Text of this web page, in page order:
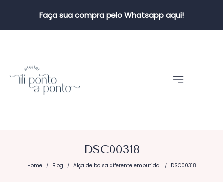
Faça sua compra pelo Whatsapp aqui!
DSC00318
Home / Blog / Alça de bolsa diferente embutida. / DSC00318